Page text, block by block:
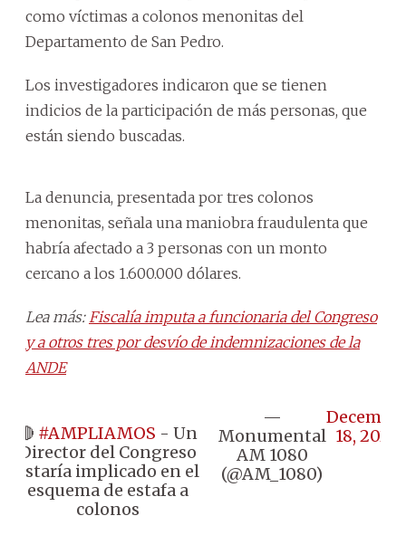
como víctimas a colonos menonitas del
Departamento de San Pedro.
Los investigadores indicaron que se tienen
indicios de la participación de más personas, que
están siendo buscadas.
La denuncia, presentada por tres colonos
menonitas, señala una maniobra fraudulenta que
habría afectado a 3 personas con un monto
cercano a los 1.600.000 dólares.
Lea más: Fiscalía imputa a funcionaria del Congreso
y a otros tres por desvío de indemnizaciones de la
ANDE
🔴 #AMPLIAMOS - Un
Director del Congreso
estaría implicado en el
esquema de estafa a
colonos
—
Monumental
AM 1080
(@AM_1080)
18, 2024